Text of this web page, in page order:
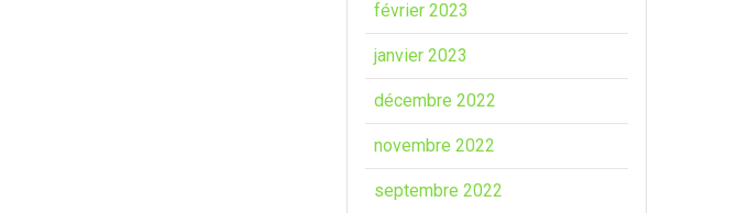
février 2023
janvier 2023
décembre 2022
novembre 2022
septembre 2022